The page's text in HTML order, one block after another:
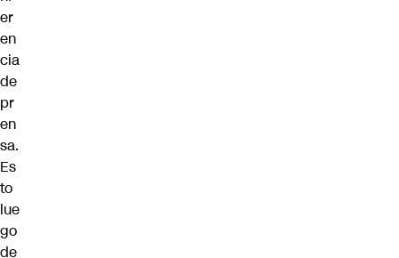
er
en
cia
de
pr
en
sa.
Es
to
lue
go
de